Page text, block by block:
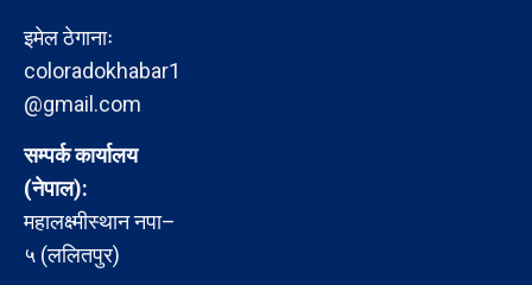
इमेल ठेगानाः
coloradokhabar1
@gmail.com
सम्पर्क कार्यालय
(नेपाल):
महालक्ष्मीस्थान नपा–
५ (ललितपुर)